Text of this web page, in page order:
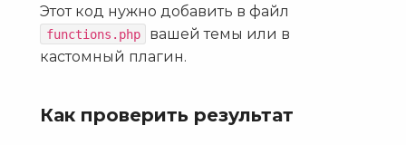
Этот код нужно добавить в файл
functions.php
вашей темы или в
кастомный плагин.
Как проверить результат